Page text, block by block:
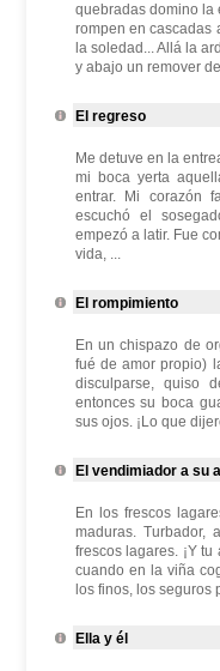
quebradas domino la
rompen en cascadas
la soledad... Allá la
y abajo un remover
El regreso
Me detuve en la
mi boca yerta
entrar. Mi corazón
escuchó el
empezó a latir. Fue
vida, ...
El rompimiento
En un chispazo de
fué de amor propio)
disculparse, quiso
entonces su boca
sus ojos. ¡Lo que
El vendimiador a su
En los frescos
maduras. Turbador,
frescos lagares. ¡Y
cuando en la viña
los finos, los seguros
Ella y él